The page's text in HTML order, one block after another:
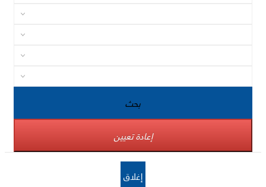
بحث
إعادة تعيين
إغلاق